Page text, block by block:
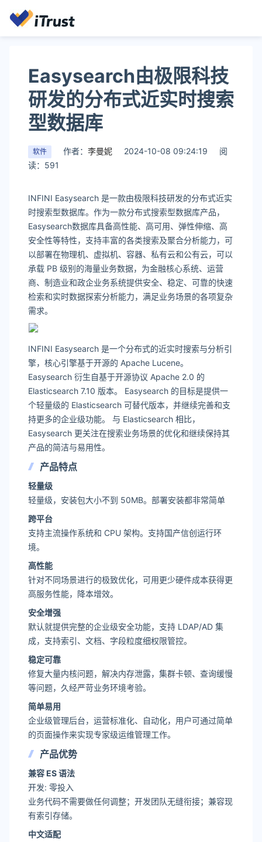
Easysearch由极限科技
研发的分布式近实时搜索
型数据库
软件 作者： 李曼妮 2024-10-08 09:24:19
阅
读：591
INFINI Easysearch 是一款由极限科技研发的分布式近实
时搜索型数据库。作为一款分布式搜索型数据库产品，
Easysearch数据库具备高性能、高可用、弹性伸缩、高
安全性等特性，支持丰富的各类搜索及聚合分析能力，可
以部署在物理机、虚拟机、容器、私有云和公有云，可以
承载 PB 级别的海量业务数据，为金融核心系统、运营
商、制造业和政企业务系统提供安全、稳定、可靠的快速
检索和实时数据探索分析能力，满足业务场景的各项复杂
需求。
INFINI Easysearch 是一个分布式的近实时搜索与分析引
擎，核心引擎基于开源的 Apache Lucene。
Easysearch 衍生自基于开源协议 Apache 2.0 的
Elasticsearch 7.10 版本。 Easysearch 的目标是提供一
个轻量级的 Elasticsearch 可替代版本，并继续完善和支
持更多的企业级功能。 与 Elasticsearch 相比，
Easysearch 更关注在搜索业务场景的优化和继续保持其
产品的简洁与易用性。
产品特点
轻量级
轻量级，安装包大小不到 50MB。部署安装都非常简单
跨平台
支持主流操作系统和 CPU 架构。支持国产信创运行环
境。
高性能
针对不同场景进行的极致优化，可用更少硬件成本获得更
高服务性能，降本增效。
安全增强
默认就提供完整的企业级安全功能，支持 LDAP/AD 集
成，支持索引、文档、字段粒度细权限管控。
稳定可靠
修复大量内核问题，解决内存泄露，集群卡顿、查询缓慢
等问题，久经严苛业务环境考验。
简单易用
企业级管理后台，运营标准化、自动化，用户可通过简单
的页面操作来实现专家级运维管理工作。
产品优势
兼容 ES 语法
开发: 零投入
业务代码不需要做任何调整；开发团队无缝衔接；兼容现
有索引存储。
中文适配